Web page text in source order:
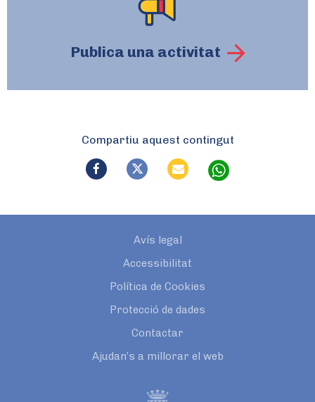
Publica una activitat
Compartiu aquest contingut
Avís legal
Accessibilitat
Política de Cookies
Protecció de dades
Contactar
Ajudan’s a millorar el web